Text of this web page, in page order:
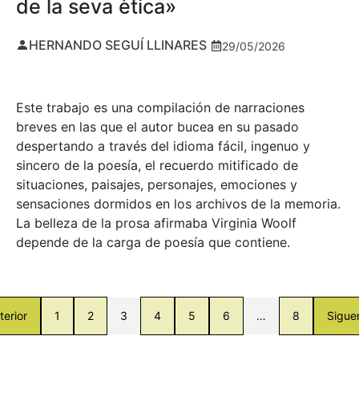
de la seva ètica»
HERNANDO SEGUÍ LLINARES 29/05/2026
Este trabajo es una compilación de narraciones
breves en las que el autor bucea en su pasado
despertando a través del idioma fácil, ingenuo y
sincero de la poesía, el recuerdo mitificado de
situaciones, paisajes, personajes, emociones y
sensaciones dormidos en los archivos de la memoria.
La belleza de la prosa afirmaba Virginia Woolf
depende de la carga de poesía que contiene.
1 2 3 4 5 6 … 8